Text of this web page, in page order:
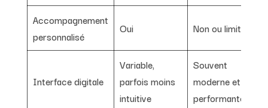
Accompagnement
personnalisé
Oui Non ou limité
Interface digitale
Variable,
parfois moins
intuitive
Souvent
moderne et
performante